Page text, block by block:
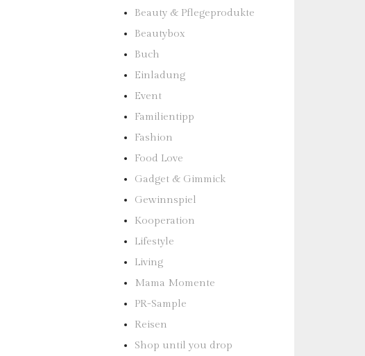
Beauty & Pflegeprodukte
Beautybox
Buch
Einladung
Event
Familientipp
Fashion
Food Love
Gadget & Gimmick
Gewinnspiel
Kooperation
Lifestyle
Living
Mama Momente
PR-Sample
Reisen
Shop until you drop